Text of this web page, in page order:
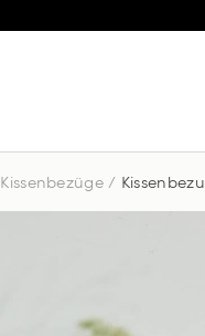
Kissenbezüge/